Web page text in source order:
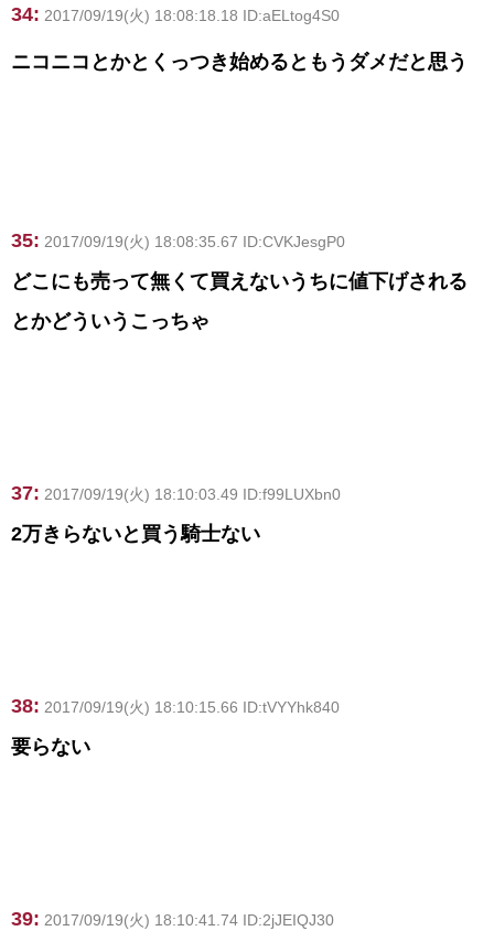
34: 2017/09/19(火) 18:08:18.18 ID:aELtog4S0
ニコニコとかとくっつき始めるともうダメだと思う
35: 2017/09/19(火) 18:08:35.67 ID:CVKJesgP0
どこにも売って無くて買えないうちに値下げされる
とかどういうこっちゃ
37: 2017/09/19(火) 18:10:03.49 ID:f99LUXbn0
2万きらないと買う騎士ない
38: 2017/09/19(火) 18:10:15.66 ID:tVYYhk840
要らない
39: 2017/09/19(火) 18:10:41.74 ID:2jJEIQJ30